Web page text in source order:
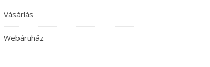
Vásárlás
Webáruház